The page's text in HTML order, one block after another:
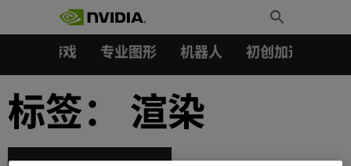
Toggle
Search
游戏 专业图形 机器人 初创加速会员成
标签： 渲染